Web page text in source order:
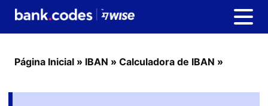
Página Inicial » IBAN » Calculadora de IBAN »